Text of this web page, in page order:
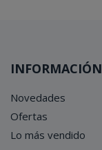
INFORMACIÓN
Novedades
Ofertas
Lo más vendido